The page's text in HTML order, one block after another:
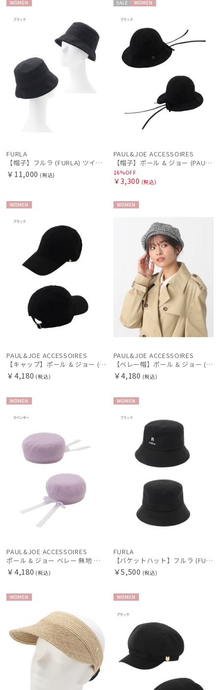
手袋・アームカバー
その他
価格・割引率
販売状況
FURLA
【帽子】フルラ (FURLA) ツイードダウン ワンポイントロゴ UV 洗える
￥11,000 (税込)
N
PAUL&JOE ACCESSOIRES
【帽子】ポール & ジョー (PAUL & JOE ACCESSOIRES) チューリップハット リボン
16%OFF
￥3,300 (税込)
PAUL&JOE ACCESSOIRES
【キャップ】ポール & ジョー (PAUL & JOE ACCESSOIRES) レースキャップ
￥4,180 (税込)
PAUL&JOE ACCESSOIRES
【ベレー帽】ポール & ジョー (PAUL & JOE ACCESSOIRES) ツイードベレー ロゴ刺繍 サイズ調整 ギフトにおすすめ
￥4,180 (税込)
PAUL&JOE ACCESSOIRES
ポール & ジョー ベレー 無地 リボン レディース 【公式ムーンバット】 サイズ調整 ブランド S～Mサイズ
￥4,180 (税込)
FURLA
【バケットハット】フルラ (FURLA) フロントロゴ刺繍 バケットハット UV サイズ調整 ウォッシャブル
￥5,500 (税込)
N